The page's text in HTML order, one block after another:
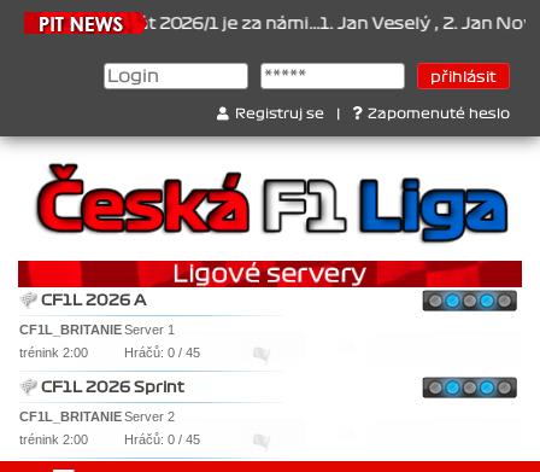
2026/1 je za námi...1. Jan Veselý , 2. Jan Nováček , 3.
Registruj se Zapomenuté heslo
CF1L 2026 A
CF1L_BRITANIEServer 1
trénink 2:00
Hráčů: 0 / 45
CF1L 2026 Sprint
CF1L_BRITANIEServer 2
trénink 2:00
Hráčů: 0 / 45